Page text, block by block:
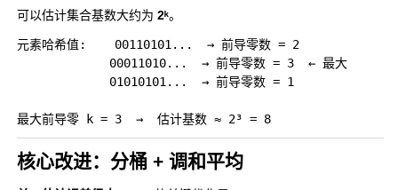
可以估计集合基数大约为 2ᵏ。
元素哈希值:    00110101...  → 前导零数 = 2
             00011010...  → 前导零数 = 3  ← 最大
             01010101...  → 前导零数 = 1
核心改进：分桶 + 调和平均